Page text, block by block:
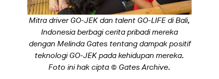
Mitra driver GO-JEK dan talent GO-LIFE di Bali,
Indonesia berbagi cerita pribadi mereka
dengan Melinda Gates tentang dampak positif
teknologi GO-JEK pada kehidupan mereka.
Foto ini hak cipta © Gates Archive.